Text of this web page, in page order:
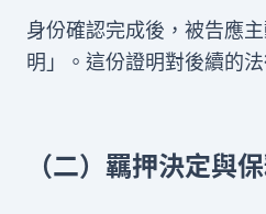
身份確認完成後，被告應
明」。這份證明對後續的
（二）羈押決定與